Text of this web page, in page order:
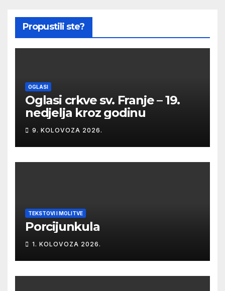
Propustili ste?
OGLASI
Oglasi crkve sv. Franje – 19.
nedjelja kroz godinu
9. KOLOVOZA 2026.
TEKSTOVI I MOLITVE
Porcijunkula
1. KOLOVOZA 2026.